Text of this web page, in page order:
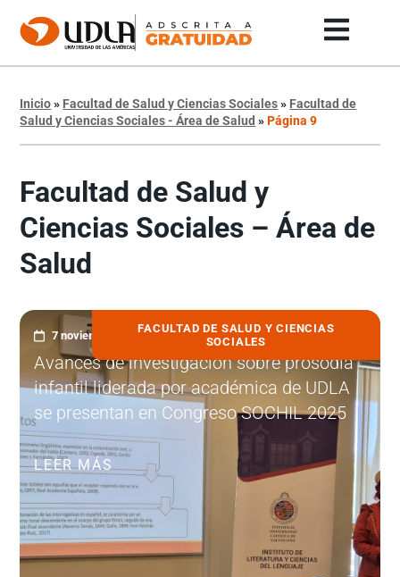
Inicio» Facultad de Salud y Ciencias Sociales» Facultad de
Salud y Ciencias Sociales - Área de Salud »Página 9
Facultad de Salud y
Ciencias Sociales – Área de
Salud
FACULTAD DE SALUD Y CIENCIAS
SOCIALES
7 noviembre, 2025
Avances de investigación sobre prosodia
infantil liderada por académica de UDLA
se presentan en Congreso SOCHIL 2025
LEER MÁS